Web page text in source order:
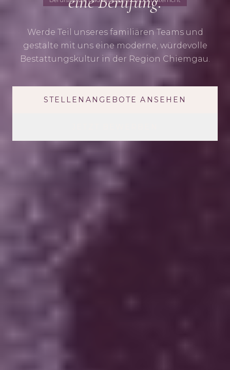
Werde Teil unseres familiären Teams und
gestalte mit uns eine moderne, würdevolle
Bestattungskultur in der Region Chiemgau.
STELLENANGEBOTE ANSEHEN